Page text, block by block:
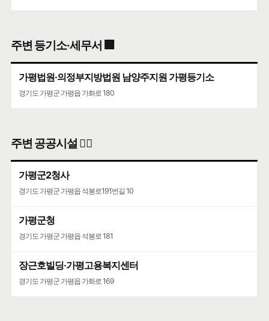
상세정보와 동일한 주소
구글 🧭 카카오🐤 네이버 🦖
상세정보와 동일한 주소
🍀인허가일2017-03-15
구글 🧭 카카오🐤 네이버 🦖
상세정보와 동일한 주소
구글 🧭 카카오🐤 네이버 🦖
주변 등기소·세무서 🏢
가평법원·의정부지방법원 남양주지원 가평등기소
경기도 가평군 가평읍 가화로 180
주변 공공시설 👨‍✈️
가평군2청사
경기도 가평군 가평읍 석봉로191번길 10
가평군청
경기도 가평군 가평읍 석봉로 181
장근호빌딩·가평고용복지센터
경기도 가평군 가평읍 가화로 169